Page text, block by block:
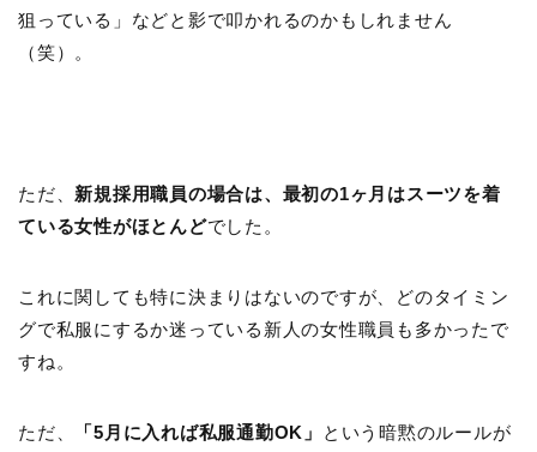
狙っている」などと影で叩かれるのかもしれません
（笑）。
ただ、 新規採用職員の場合は、最初の1ヶ月はスーツを着
ている女性がほとんどでした。
これに関しても特に決まりはないのですが、どのタイミン
グで私服にするか迷っている新人の女性職員も多かったで
すね。
ただ、 「5月に入れば私服通勤OK」
という暗黙のルールが